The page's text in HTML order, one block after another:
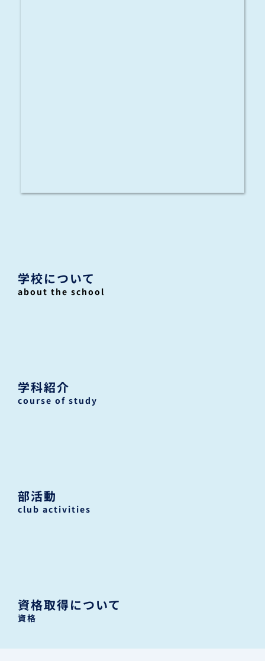
学校について
about the school
学科紹介
course of study
部活動
club activities
資格取得について
資格